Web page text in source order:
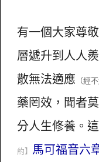
有一個大家尊
層遞升到人人
散無法適應 （經
藥罔效，聞者
分人生修養。
約】 馬可福音六